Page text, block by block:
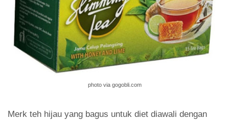
photo via gogobli.com
Merk teh hijau yang bagus untuk diet diawali dengan